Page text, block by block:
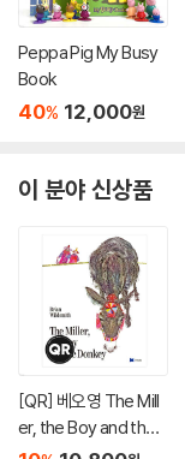
Peppa Pig My Busy
Book
40% 12,000원
이 분야 신상품
[QR] 베오영 The Mill
er, the Boy and the
Donkey